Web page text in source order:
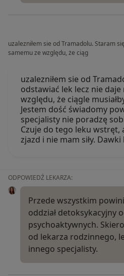
uzalezniłem sie od Tramadolu. Staram
samemu ze względu, że ciąg
uzalezniłem sie od
odstawiać lek lecz nie
względu, że ciągle
Jestem dość świadomy
specjalisty nie poradzę
Czuje do tego leku wstręt,
zjazd i nie mam siły.
ODPOWIEDŹ LEKARZA:
Przede wszystkim
oddział detoksykacyjny
psychoaktywnych.
od lekarza rodzinnego,
innego specjalisty.